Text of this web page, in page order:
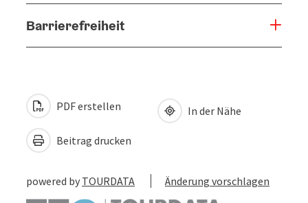
Barrierefreiheit
PDF erstellen
Beitrag drucken
In der Nähe
powered by TOURDATA Änderung vorschlagen